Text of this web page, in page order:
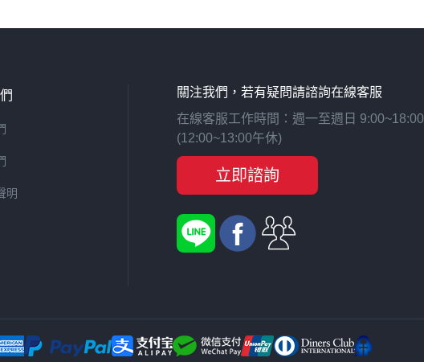
明
關注我們，若有疑問請諮詢在線客服
在線客服工作時間：週一至週日 9:00~18:00
(12:00~13:00午休)
立即諮詢